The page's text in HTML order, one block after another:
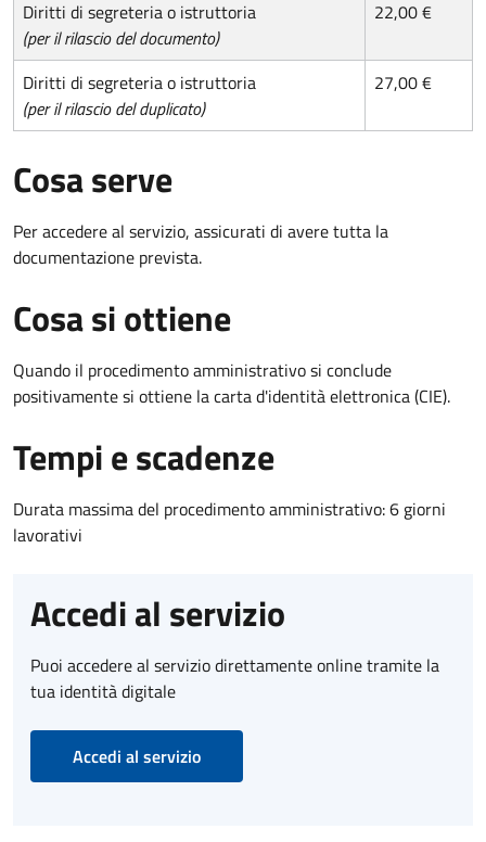
Diritti di segreteria o istruttoria
(per il rilascio del documento)
22,00 €
Diritti di segreteria o istruttoria
(per il rilascio del duplicato)
27,00 €
Cosa serve
Per accedere al servizio, assicurati di avere tutta la
documentazione prevista.
Cosa si ottiene
Quando il procedimento amministrativo si conclude
positivamente si ottiene la carta d'identità elettronica (CIE).
Tempi e scadenze
Durata massima del procedimento amministrativo: 6 giorni
lavorativi
Accedi al servizio
Puoi accedere al servizio direttamente online tramite la
tua identità digitale
Accedi al servizio